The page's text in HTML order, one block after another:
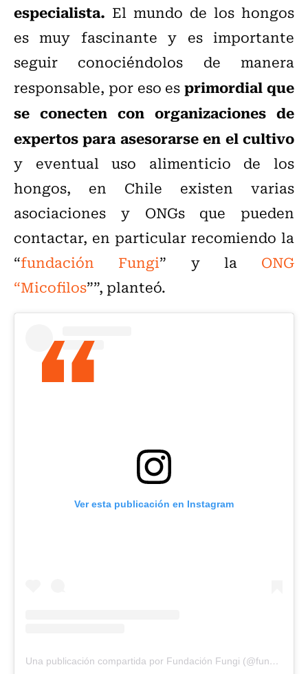
especialista. El mundo de los hongos
es muy fascinante y es importante
seguir conociéndolos de manera
responsable, por eso esprimordial que
se conecten con organizaciones de
expertos para asesorarse en el cultivo
y eventual uso alimenticio de los
hongos, en Chile existen varias
asociaciones y ONGs que pueden
contactar, en particular recomiendo la
“fundación Fungi” y la ONG
“Micofilos””, planteó.
Ver esta publicación en Instagram
Una publicación compartida por Fundación Fungi (@fundacionfungi)